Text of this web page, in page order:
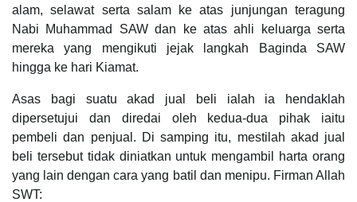
alam, selawat serta salam ke atas junjungan teragung
Nabi Muhammad SAW dan ke atas ahli keluarga serta
mereka yang mengikuti jejak langkah Baginda SAW
hingga ke hari Kiamat.
Asas bagi suatu akad jual beli ialah ia hendaklah
dipersetujui dan diredai oleh kedua-dua pihak iaitu
pembeli dan penjual. Di samping itu, mestilah akad jual
beli tersebut tidak diniatkan untuk mengambil harta orang
yang lain dengan cara yang batil dan menipu. Firman Allah
SWT: